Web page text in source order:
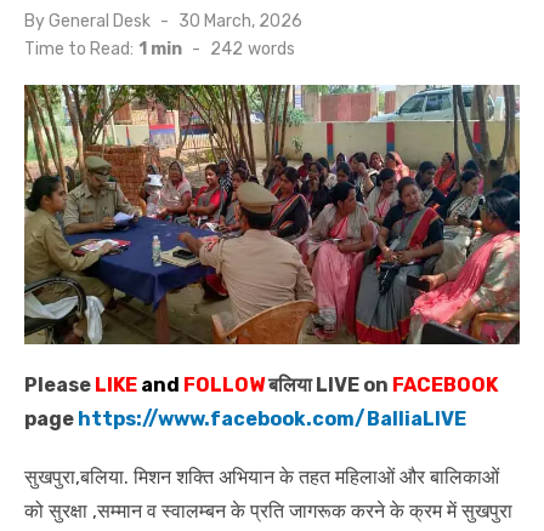
ByGeneral Desk
Posted
on
30 March, 2026
Time to Read: 1 min - 242 words
Please LIKE and FOLLOWबलिया LIVE on FACEBOOK
page https://www.facebook.com/BalliaLIVE
सुखपुरा,बलिया. मिशन शक्ति अभियान के तहत महिलाओं और बालिकाओं
को सुरक्षा ,सम्मान व स्वालम्बन के प्रति जागरूक करने के क्रम में सुखपुरा